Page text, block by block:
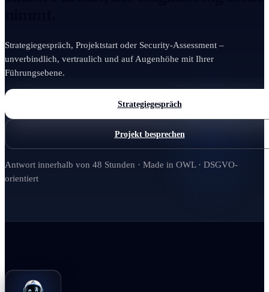
Strategiegespräch, Projektstart oder Security-Assessment –
unverbindlich, vertraulich und auf Augenhöhe mit Ihrer
Führungsebene.
Strategiegespräch
Projekt besprechen
Antwort innerhalb von 48 Stunden · Made in OWL · DSGVO-
orientiert